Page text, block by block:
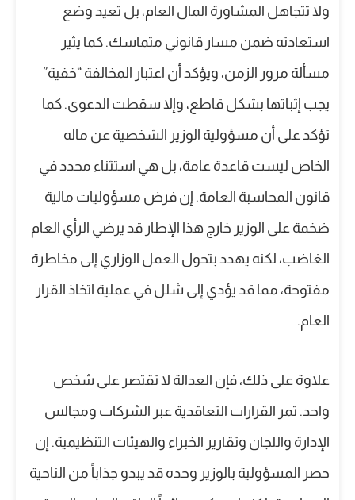
ولا تتجاهل المشاورة المال العام، بل تعيد وضع
استعادته ضمن مسار قانوني متماسك. كما يثير
مسألة مرور الزمن، ويؤكد أن اعتبار المخالفة “خفية”
يجب إثباتها بشكل قاطع، وإلا سقطت الدعوى. كما
تؤكد على أن مسؤولية الوزير الشخصية عن ماله
الخاص ليست قاعدة عامة، بل هي استثناء محدد في
قانون المحاسبة العامة. إن فرض مسؤوليات مالية
ضخمة على الوزير خارج هذا الإطار قد يرضي الرأي العام
الغاضب، لكنه يهدد بتحول العمل الوزاري إلى مخاطرة
مفتوحة، مما قد يؤدي إلى شلل في عملية اتخاذ القرار
العام.
علاوة على ذلك، فإن العدالة لا تقتصر على شخص
واحد. تمر القرارات التعاقدية عبر الشركات ومجالس
الإدارة واللجان وتقارير الخبراء والهيئات التنظيمية. إن
حصر المسؤولية بالوزير وحده قد يبدو جذاباً من الناحية